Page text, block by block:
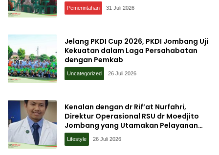
Pemerintahan 31 Juli 2026
Jelang PKDI Cup 2026, PKDI Jombang Uji
Kekuatan dalam Laga Persahabatan
dengan Pemkab
Uncategorized 26 Juli 2026
Kenalan dengan dr Rif’at Nurfahri,
Direktur Operasional RSU dr Moedjito
Jombang yang Utamakan Pelayanan
Ilmiah
Lifestyle 26 Juli 2026